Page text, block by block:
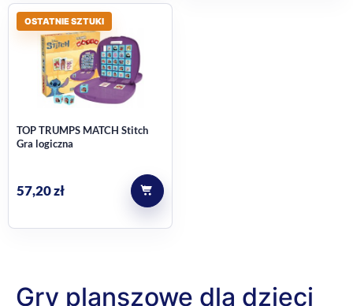
OSTATNIE SZTUKI
TOP TRUMPS MATCH Stitch
Gra logiczna
57,20zł
Gry planszowe dla dzieci